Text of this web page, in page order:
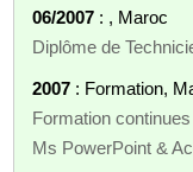
06/2007 : , Maroc
Diplôme de
2007 : Formation,
Formation
Ms PowerPoint &